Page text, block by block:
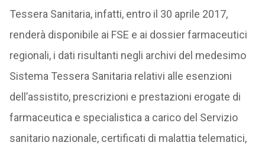
Tessera Sanitaria, infatti, entro il 30 aprile 2017,
renderà disponibile ai FSE e ai dossier farmaceutici
regionali, i dati risultanti negli archivi del medesimo
Sistema Tessera Sanitaria relativi alle esenzioni
dell’assistito, prescrizioni e prestazioni erogate di
farmaceutica e specialistica a carico del Servizio
sanitario nazionale, certificati di malattia telematici,